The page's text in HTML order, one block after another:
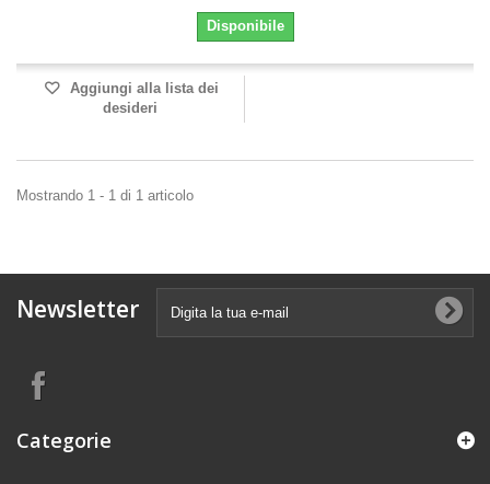
Disponibile
Aggiungi alla lista dei
desideri
Mostrando 1 - 1 di 1 articolo
Newsletter
Categorie